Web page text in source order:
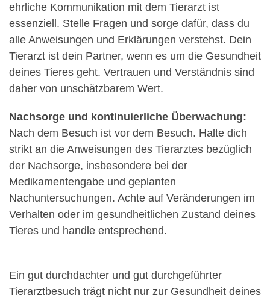
ehrliche Kommunikation mit dem Tierarzt ist
essenziell. Stelle Fragen und sorge dafür, dass du
alle Anweisungen und Erklärungen verstehst. Dein
Tierarzt ist dein Partner, wenn es um die Gesundheit
deines Tieres geht. Vertrauen und Verständnis sind
daher von unschätzbarem Wert.
Nachsorge und kontinuierliche Überwachung:
Nach dem Besuch ist vor dem Besuch. Halte dich
strikt an die Anweisungen des Tierarztes bezüglich
der Nachsorge, insbesondere bei der
Medikamentengabe und geplanten
Nachuntersuchungen. Achte auf Veränderungen im
Verhalten oder im gesundheitlichen Zustand deines
Tieres und handle entsprechend.
Ein gut durchdachter und gut durchgeführter
Tierarztbesuch trägt nicht nur zur Gesundheit deines